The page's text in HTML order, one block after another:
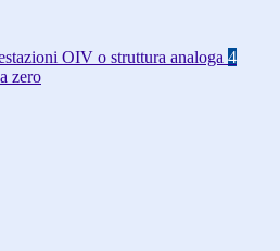
OIV o struttura analoga 4
zero